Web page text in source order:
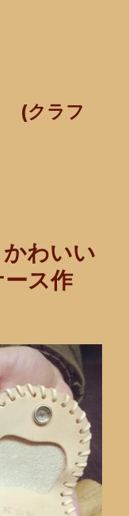
(クラフ
わいい
ス作